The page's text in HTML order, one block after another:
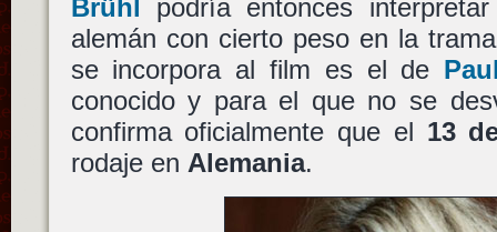
Brühl podría entonces
alemán con cierto peso en la
se incorpora al film es el de
conocido y para el que no se
confirma oficialmente que el 13
rodaje en Alemania.